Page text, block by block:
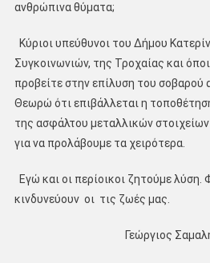
ανθρώπινα θύματα;
Κύριοι υπεύθυνοι του Δήμου
Συγκοινωνιών, της Τροχαίας και
προβείτε στην επίλυση του
Θεωρώ ότι επιβάλλεται η
της ασφάλτου μεταλλικών
για να προλάβουμε τα χειρότερα.
Εγώ και οι περίοικοι ζητούμε λύση.
κινδυνεύουν οι τις ζωές μας.
Γεώργιος